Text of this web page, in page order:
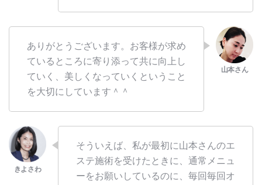
ありがとうございます。お客様が求め
ているところに寄り添って共に向上し
ていく、美しくなっていくということ
を大切にしています＾＾
そういえば、私が最初に山本さんのエ
ステ施術を受けたときに、通常メニュ
ーをお願いしているのに、毎回毎回オ